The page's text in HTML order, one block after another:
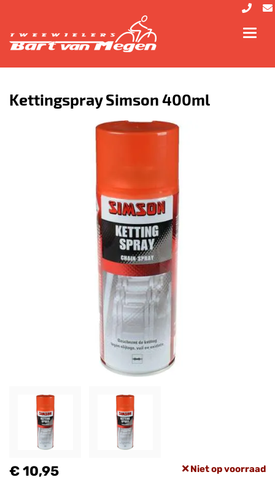
Kettingspray Simson 400ml
€ 10,95 Niet op voorraad